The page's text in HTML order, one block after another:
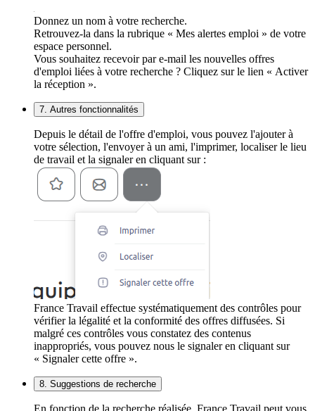
Donnez un nom à votre recherche.
Retrouvez-la dans la rubrique « Mes alertes emploi » de votre
espace personnel.
Vous souhaitez recevoir par e-mail les nouvelles offres
d'emploi liées à votre recherche ? Cliquez sur le lien « Activer
la réception ».
7. Autres fonctionnalités
Depuis le détail de l'offre d'emploi, vous pouvez l'ajouter à
votre sélection, l'envoyer à un ami, l'imprimer, localiser le lieu
de travail et la signaler en cliquant sur :
France Travail effectue systématiquement des contrôles pour
vérifier la légalité et la conformité des offres diffusées. Si
malgré ces contrôles vous constatez des contenus
inappropriés, vous pouvez nous le signaler en cliquant sur
« Signaler cette offre ».
8. Suggestions de recherche